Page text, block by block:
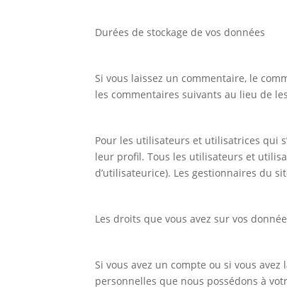
Durées de stockage de vos données
Si vous laissez un commentaire, le
les commentaires suivants au lieu de
Pour les utilisateurs et utilisatrices qui
leur profil. Tous les utilisateurs et
d’utilisateurice). Les gestionnaires du
Les droits que vous avez sur vos
Si vous avez un compte ou si vous
personnelles que nous possédons à